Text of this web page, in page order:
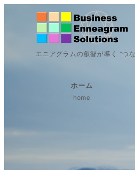
エニアグラムの叡智が導く ”つ
ホーム
home